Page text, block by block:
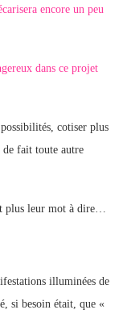
encore un peu
dans ce projet
cotiser plus
de fait toute autre
plus leur mot à dire…
illuminées de
si besoin était, que «